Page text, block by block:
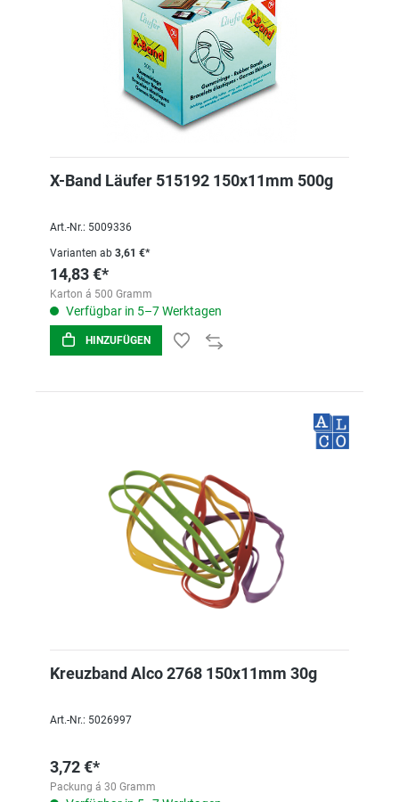
X-Band Läufer 515192 150x11mm 500g
Art.-Nr.: 5009336
Varianten ab 3,61 €*
14,83 €*
Karton á 500 Gramm
Verfügbar in 5–7 Werktagen
HINZUFÜGEN
Kreuzband Alco 2768 150x11mm 30g
Art.-Nr.: 5026997
3,72 €*
Packung á 30 Gramm